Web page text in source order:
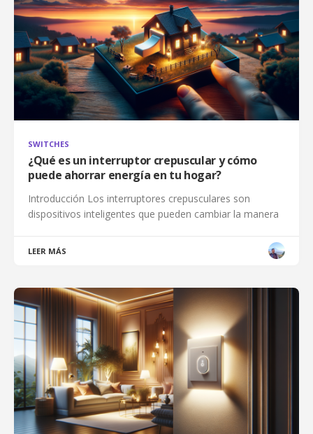
SWITCHES
¿Qué es un interruptor crepuscular y cómo
puede ahorrar energía en tu hogar?
Introducción Los interruptores crepusculares son
dispositivos inteligentes que pueden cambiar la manera
LEER MÁS